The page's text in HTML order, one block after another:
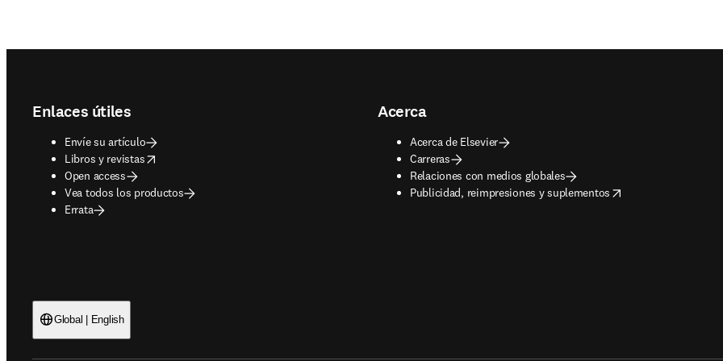
Enlaces útiles
Envíe su artículo
Libros y revistas
opens in new tab/window
Open access
Vea todos los productos
Errata
Acerca
Acerca de Elsevier
Carreras
Relaciones con medios globales
Publicidad, reimpresiones y suplementos
opens in new tab/window
Global | English